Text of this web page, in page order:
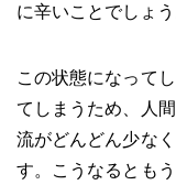
に辛いことでしょう
この状態になって
てしまうため、人
流がどんどん少なく
す。こうなるとも